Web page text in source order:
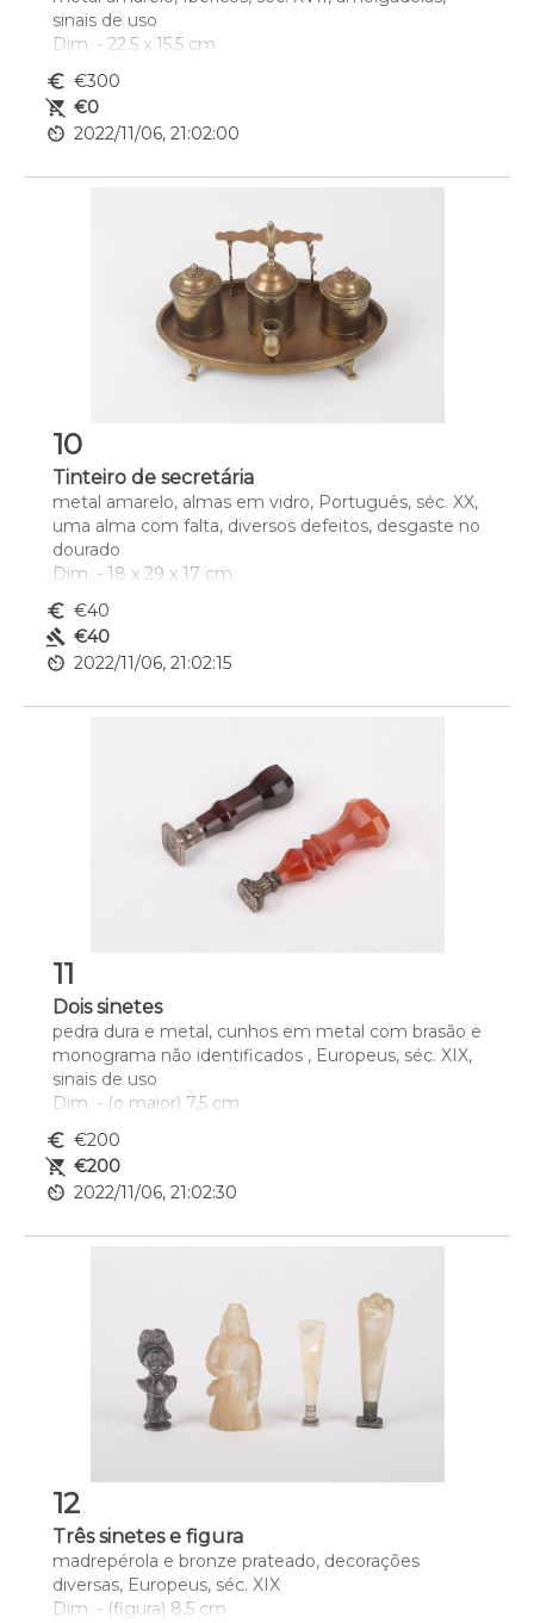
sinais de uso
Dim. - 22,5 x 15,5 cm
euro_symbol €300
remove_shopping_cart €0
av_timer 2022/11/06, 21:02:00
10
Tinteiro de secretária
metal amarelo, almas em vidro, Português, séc. XX,
uma alma com falta, diversos defeitos, desgaste no
dourado
Dim. - 18 x 29 x 17 cm
euro_symbol €40
gavel €40
av_timer 2022/11/06, 21:02:15
11
Dois sinetes
pedra dura e metal, cunhos em metal com brasão e
monograma não identificados , Europeus, séc. XIX,
sinais de uso
Dim. - (o maior) 7,5 cm
euro_symbol €200
remove_shopping_cart €200
av_timer 2022/11/06, 21:02:30
12
Três sinetes e figura
madrepérola e bronze prateado, decorações
diversas, Europeus, séc. XIX
Dim. - (figura) 8,5 cm